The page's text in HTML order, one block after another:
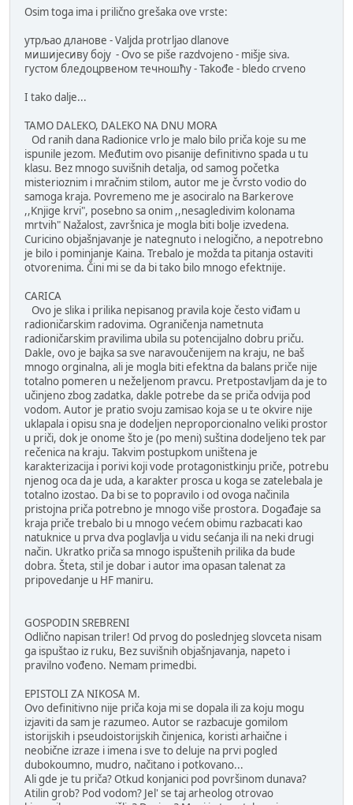
Osim toga ima i prilično grešaka ove vrste:
утрљао дланове - Valjda protrljao dlanove
мишијесиву боју - Ovo se piše razdvojeno - mišje siva.
густом бледоцрвеном течношћу - Takođe - bledo crveno
I tako dalje...
ТАМО DАLЕКО, DАLЕКО NА DNU МОRА
Od ranih dana Radionice vrlo je malo bilo priča koje su me
ispunile jezom. Međutim ovo pisanije definitivno spada u tu
klasu. Bez mnogo suvišnih detalja, od samog početka
misterioznim i mračnim stilom, autor me je čvrsto vodio do
samoga kraja. Povremeno me je asociralo na Barkerove
,,Knjige krvi", posebno sa onim ,,nesagledivim kolonama
mrtvih" Nažalost, završnica je mogla biti bolje izvedena.
Curicino objašnjavanje je nategnuto i nelogično, a nepotrebno
je bilo i pominjanje Kaina. Trebalo je možda ta pitanja ostaviti
otvorenima. Čini mi se da bi tako bilo mnogo efektnije.
CARICA
Ovo je slika i prilika nepisanog pravila koje često viđam u
radioničarskim radovima. Ograničenja nametnuta
radioničarskim pravilima ubila su potencijalno dobru priču.
Dakle, ovo je bajka sa sve naravoučenijem na kraju, ne baš
mnogo orginalna, ali je mogla biti efektna da balans priče nije
totalno pomeren u neželjenom pravcu. Pretpostavljam da je to
učinjeno zbog zadatka, dakle potrebe da se priča odvija pod
vodom. Autor je pratio svoju zamisao koja se u te okvire nije
uklapala i opisu sna je dodeljen neproporcionalno veliki prostor
u priči, dok je onome što je (po meni) suština dodeljeno tek par
rečenica na kraju. Takvim postupkom uništena je
karakterizacija i porivi koji vode protagonistkinju priče, potrebu
njenog oca da je uda, a karakter prosca u koga se zatelebala je
totalno izostao. Da bi se to popravilo i od ovoga načinila
pristojna priča potrebno je mnogo više prostora. Događaje sa
kraja priče trebalo bi u mnogo većem obimu razbacati kao
natuknice u prva dva poglavlja u vidu sećanja ili na neki drugi
način. Ukratko priča sa mnogo ispuštenih prilika da bude
dobra. Šteta, stil je dobar i autor ima opasan talenat za
pripovedanje u HF maniru.
GOSPODIN SREBRENI
Odlično napisan triler! Od prvog do poslednjeg slovceta nisam
ga ispuštao iz ruku, Bez suvišnih objašnjavanja, napeto i
pravilno vođeno. Nemam primedbi.
EPISTOLI ZA NIKOSA M.
Ovo definitivno nije priča koja mi se dopala ili za koju mogu
izjaviti da sam je razumeo. Autor se razbacuje gomilom
istorijskih i pseudoistorijskih činjenica, koristi arhaične i
neobične izraze i imena i sve to deluje na prvi pogled
dubokoumno, mudro, načitano i potkovano...
Ali gde je tu priča? Otkud konjanici pod površinom dunava?
Atilin grob? Pod vodom? Jel' se taj arheolog otrovao